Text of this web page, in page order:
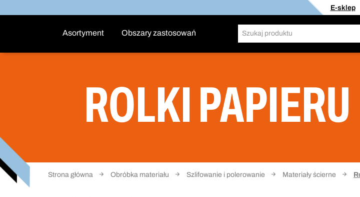
E-sklep
Asortyment Obszary zastosowań
ROLKI PAPIERU
Strona główna Obróbka materiału Szlifowanie i polerowanie Materiały ścierne